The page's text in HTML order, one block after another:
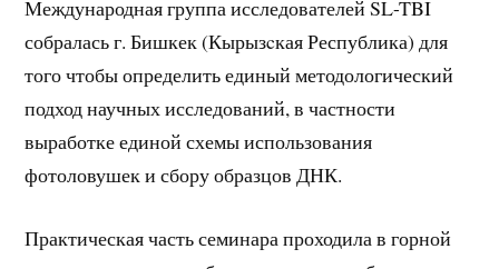
Международная группа исследователей SL-TBI
собралась г. Бишкек (Кырызcкая Республика) для
того чтобы определить единый методологический
подход научных исследований, в частности
выработке единой схемы использования
фотоловушек и сбору образцов ДНК.
Практическая часть семинара проходила в горной